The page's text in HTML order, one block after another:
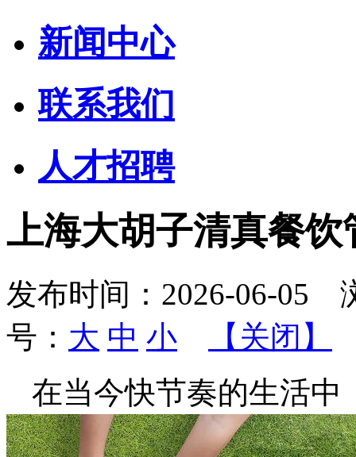
新闻中心
联系我们
人才招聘
上海大胡子清真餐
发布时间： 2026-06-05
号： 大 中 小
【关闭】
在当今快节奏的生活中